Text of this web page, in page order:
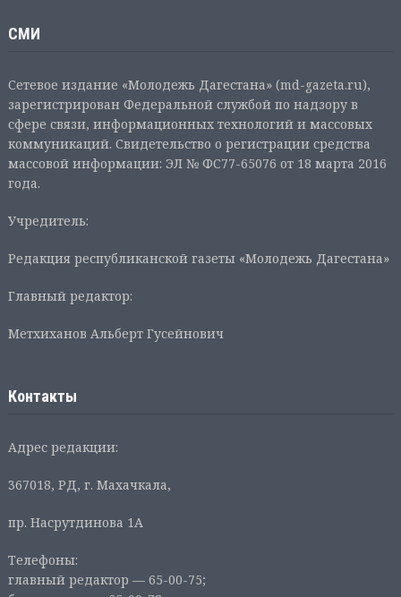
СМИ
Сетевое издание «Молодежь Дагестана» (md-gazeta.ru),
зарегистрирован Федеральной службой по надзору в
сфере связи, информационных технологий и массовых
коммуникаций. Свидетельство о регистрации средства
массовой информации: ЭЛ № ФС77-65076 от 18 марта 2016
года.
Учредитель:
Редакция республиканской газеты «Молодежь Дагестана»
Главный редактор:
Метхиханов Альберт Гусейнович
Контакты
Адрес редакции:
367018, РД, г. Махачкала,
пр. Насрутдинова 1А
Телефоны:
главный редактор — 65-00-75;